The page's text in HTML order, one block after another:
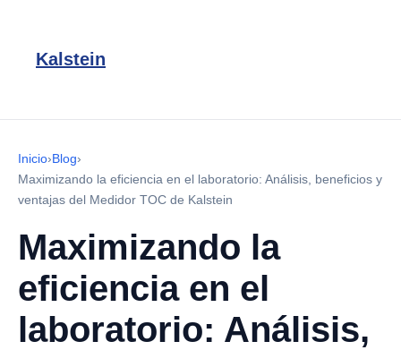
Kalstein
Inicio›Blog›
Maximizando la eficiencia en el laboratorio: Análisis, beneficios y
ventajas del Medidor TOC de Kalstein
Maximizando la
eficiencia en el
laboratorio: Análisis,